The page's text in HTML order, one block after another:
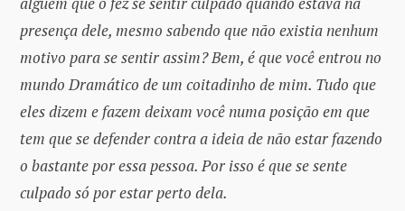
presença dele, mesmo sabendo que não existia nenhum
motivo para se sentir assim? Bem, é que você entrou no
mundo Dramático de um coitadinho de mim. Tudo que
eles dizem e fazem deixam você numa posição em que
tem que se defender contra a ideia de não estar fazendo
o bastante por essa pessoa. Por isso é que se sente
culpado só por estar perto dela.